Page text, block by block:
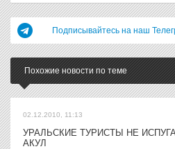
Подписывайтесь на наш
Похожие новости по теме
02.12.2010, 11:13
УРАЛЬСКИЕ ТУРИСТЫ НЕ
АКУЛ